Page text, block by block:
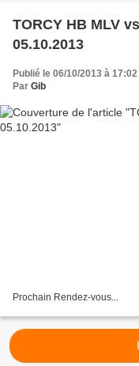
TORCY HB MLV
05.10.2013
Publié le 06/10/2013 à 17:02
Par Gib
Prochain Rendez-vous...